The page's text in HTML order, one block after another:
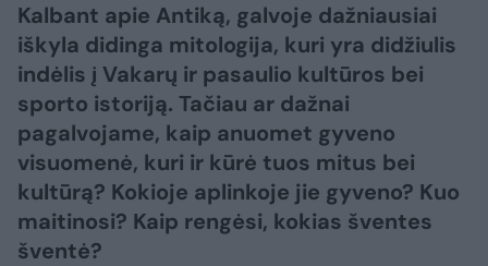
Kalbant apie Antiką, galvoje dažniausiai
iškyla didinga mitologija, kuri yra didžiulis
indėlis į Vakarų ir pasaulio kultūros bei
sporto istoriją. Tačiau ar dažnai
pagalvojame, kaip anuomet gyveno
visuomenė, kuri ir kūrė tuos mitus bei
kultūrą? Kokioje aplinkoje jie gyveno? Kuo
maitinosi? Kaip rengėsi, kokias šventes
šventė?